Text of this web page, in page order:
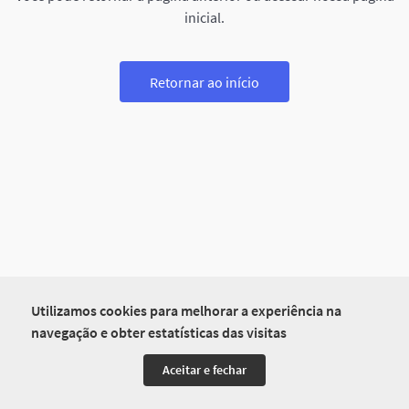
Utilizamos cookies para melhorar a experiência na
navegação e obter estatísticas das visitas
Aceitar e fechar
inicial.
Retornar ao início